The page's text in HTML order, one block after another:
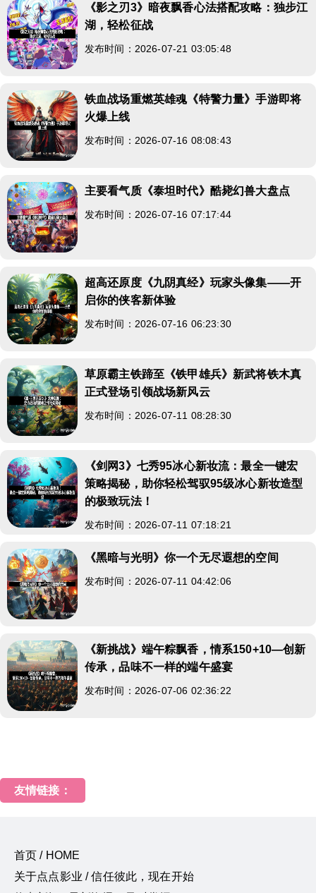
《影之刃3》暗夜飘香心法搭配攻略：独步江
湖，轻松征战
发布时间：2026-07-21 03:05:48
铁血战场重燃英雄魂《特警力量》手游即将
火爆上线
发布时间：2026-07-16 08:08:43
主要看气质《泰坦时代》酷毙幻兽大盘点
发布时间：2026-07-16 07:17:44
超高还原度《九阴真经》玩家头像集——开
启你的侠客新体验
发布时间：2026-07-16 06:23:30
草原霸主铁蹄至《铁甲雄兵》新武将铁木真
正式登场引领战场新风云
发布时间：2026-07-11 08:28:30
《剑网3》七秀95冰心新妆流：最全一键宏
策略揭秘，助你轻松驾驭95级冰心新妆造型
的极致玩法！
发布时间：2026-07-11 07:18:21
《黑暗与光明》你一个无尽遐想的空间
发布时间：2026-07-11 04:42:06
《新挑战》端午粽飘香，情系150+10—创新
传承，品味不一样的端午盛宴
发布时间：2026-07-06 02:36:22
友情链接：
首页 / HOME
关于点点影业 / 信任彼此，现在开始